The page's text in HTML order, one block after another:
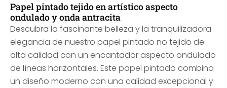
Papel pintado tejido en artístico aspecto
ondulado y onda antracita
Descubra la fascinante belleza y la tranquilizadora
elegancia de nuestro papel pintado no tejido de
alta calidad con un encantador aspecto ondulado
de líneas horizontales. Este papel pintado combina
un diseño moderno con una calidad excepcional y